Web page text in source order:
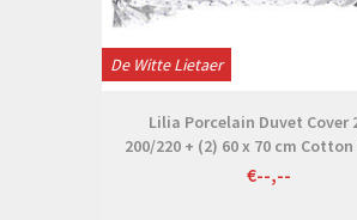
De Witte Lietaer
Lilia Porcelain Duvet Cover
200/220 + (2) 60 x 70 cm
€--,--